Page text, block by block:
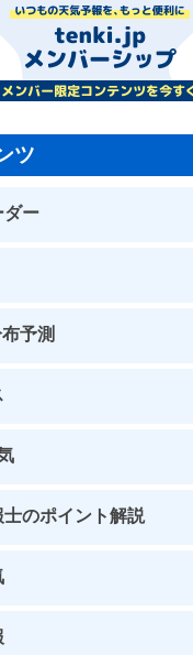
ツ
ダー
予測
士のポイント解説